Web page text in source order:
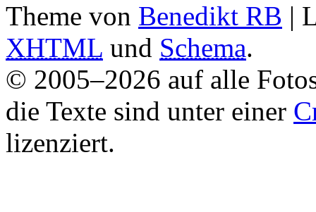
Theme von Benedikt RB |
XHTML und Schema.
© 2005–2026 auf alle
die Texte sind unter einer
lizenziert.